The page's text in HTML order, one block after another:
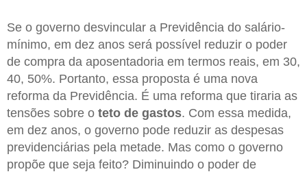
Se o governo desvincular a Previdência do salário-
mínimo, em dez anos será possível reduzir o poder
de compra da aposentadoria em termos reais, em 30,
40, 50%. Portanto, essa proposta é uma nova
reforma da Previdência. É uma reforma que tiraria as
tensões sobre o teto de gastos. Com essa medida,
em dez anos, o governo pode reduzir as despesas
previdenciárias pela metade. Mas como o governo
propõe que seja feito? Diminuindo o poder de